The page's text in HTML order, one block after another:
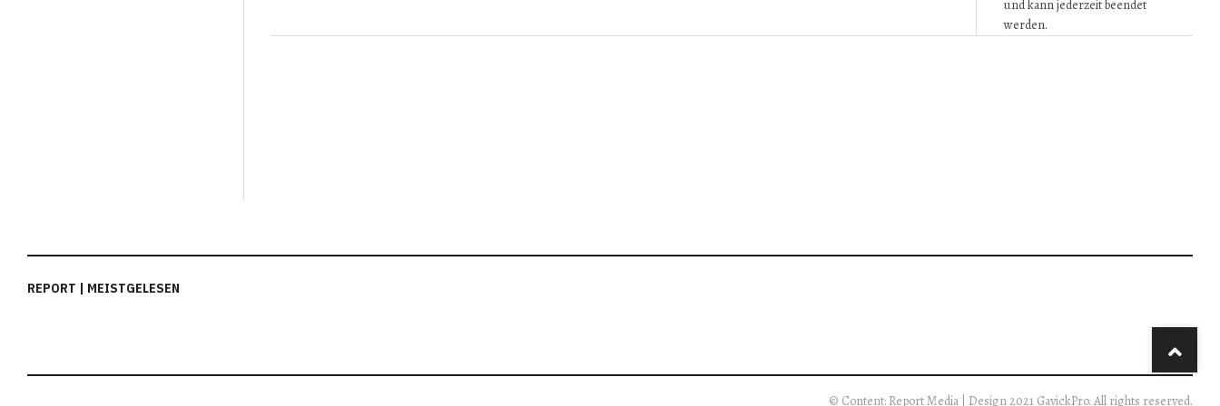
und kann jederzeit beendet
werden.
REPORT | MEISTGELESEN
© Content: Report Media | Design 2021 GavickPro. All rights reserved.